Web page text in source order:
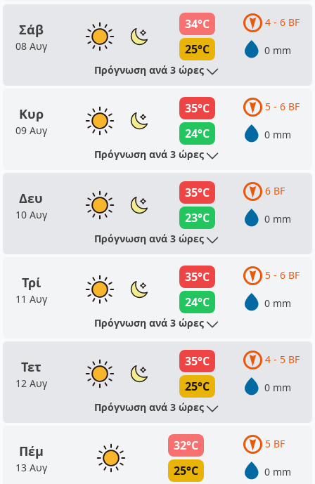
Σάβ
08 Αυγ
34°C
25°C
4 - 6 BF
0 mm
Πρόγνωση ανά 3 ώρες
Κυρ
09 Αυγ
35°C
24°C
5 - 6 BF
0 mm
Πρόγνωση ανά 3 ώρες
Δευ
10 Αυγ
35°C
23°C
6 BF
0 mm
Πρόγνωση ανά 3 ώρες
Τρί
11 Αυγ
35°C
24°C
5 - 6 BF
0 mm
Πρόγνωση ανά 3 ώρες
Τετ
12 Αυγ
35°C
25°C
4 - 5 BF
0 mm
Πρόγνωση ανά 3 ώρες
Πέμ
13 Αυγ
32°C
25°C
5 BF
0 mm